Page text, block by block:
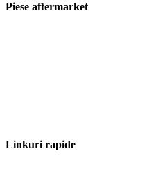
Piese aftermarket
Linkuri rapide